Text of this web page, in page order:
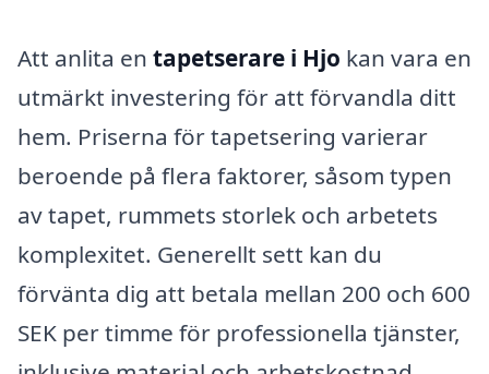
Att anlita en tapetserare i Hjo kan vara en
utmärkt investering för att förvandla ditt
hem. Priserna för tapetsering varierar
beroende på flera faktorer, såsom typen
av tapet, rummets storlek och arbetets
komplexitet. Generellt sett kan du
förvänta dig att betala mellan 200 och 600
SEK per timme för professionella tjänster,